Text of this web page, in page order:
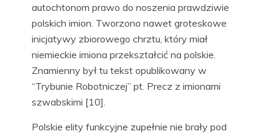
autochtonom prawo do noszenia prawdziwie
polskich imion. Tworzono nawet groteskowe
inicjatywy zbiorowego chrztu, który miał
niemieckie imiona przekształcić na polskie.
Znamienny był tu tekst opublikowany w
“Trybunie Robotniczej” pt. Precz z imionami
szwabskimi [10].
Polskie elity funkcyjne zupełnie nie brały pod